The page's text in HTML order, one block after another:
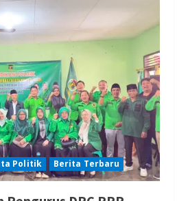
Politik Berita Terbaru